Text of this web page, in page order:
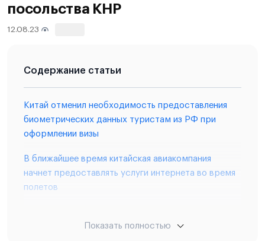
посольства КНР
12.08.23
Содержание статьи
Китай отменил необходимость предоставления
биометрических данных туристам из РФ при
оформлении визы
В ближайшее время китайская авиакомпания
начнет предоставлять услуги интернета во время
полетов
манго как за домашними питомцами
Показать полностью